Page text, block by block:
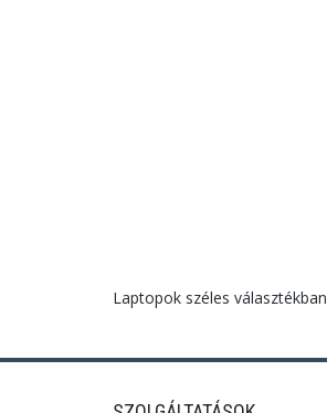
Laptopok széles választékban